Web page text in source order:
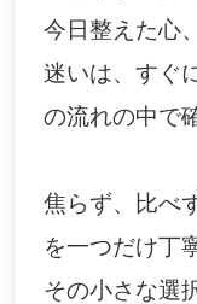
今日整えた心
迷いは、すぐ
の流れの中で
焦らず、比べ
を一つだけ丁
その小さな選